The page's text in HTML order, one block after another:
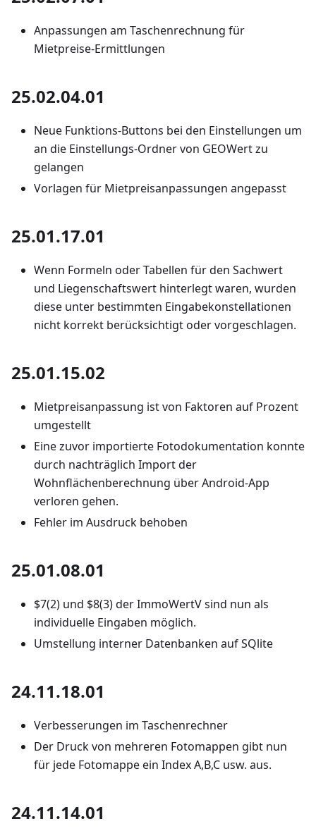
Anpassungen am Taschenrechnung für
Mietpreise-Ermittlungen
25.02.04.01
Neue Funktions-Buttons bei den Einstellungen um
an die Einstellungs-Ordner von GEOWert zu
gelangen
Vorlagen für Mietpreisanpassungen angepasst
25.01.17.01
Wenn Formeln oder Tabellen für den Sachwert
und Liegenschaftswert hinterlegt waren, wurden
diese unter bestimmten Eingabekonstellationen
nicht korrekt berücksichtigt oder vorgeschlagen.
25.01.15.02
Mietpreisanpassung ist von Faktoren auf Prozent
umgestellt
Eine zuvor importierte Fotodokumentation konnte
durch nachträglich Import der
Wohnflächenberechnung über Android-App
verloren gehen.
Fehler im Ausdruck behoben
25.01.08.01
$7(2) und $8(3) der ImmoWertV sind nun als
individuelle Eingaben möglich.
Umstellung interner Datenbanken auf SQlite
24.11.18.01
Verbesserungen im Taschenrechner
Der Druck von mehreren Fotomappen gibt nun
für jede Fotomappe ein Index A,B,C usw. aus.
24.11.14.01